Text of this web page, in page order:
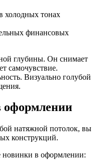
холодных тонах
финансовых
глубины. Он снимает
самочувствие.
Визуально голубой
оформлении
натяжной потолок, вы
конструкций.
новинки в оформлении: